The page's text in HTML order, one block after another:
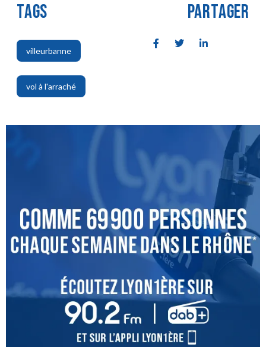
TAGS
villeurbanne
,
vol à l'arraché
PARTAGER